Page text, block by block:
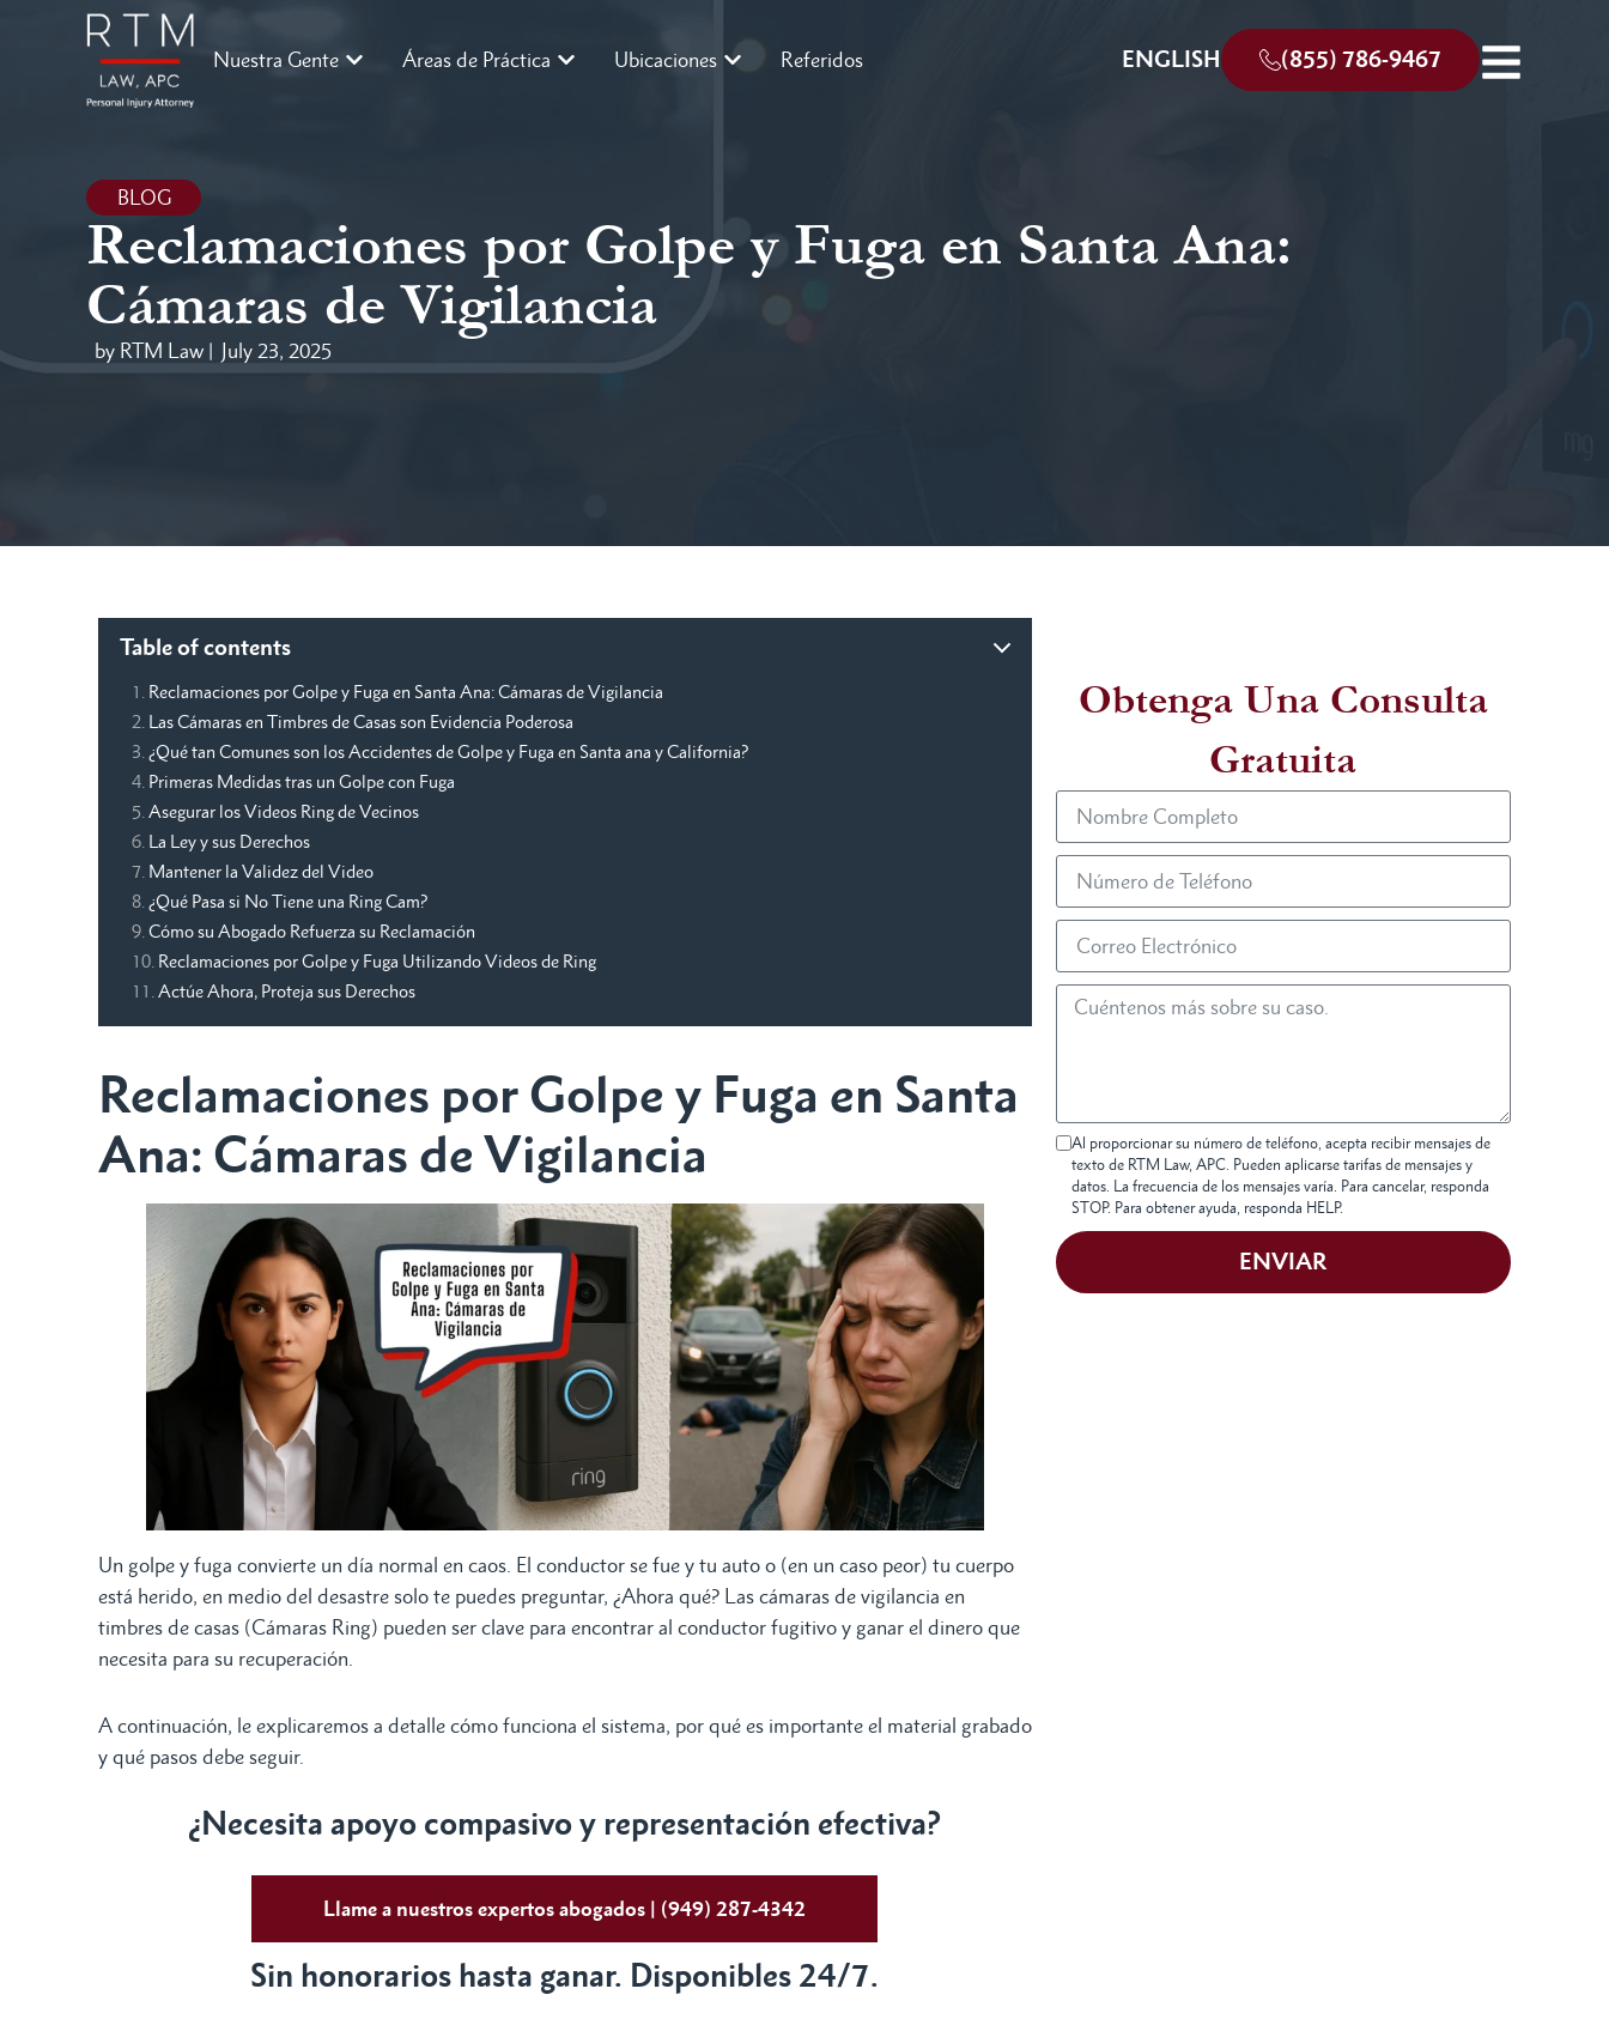
Nuestra Gente Áreas de Práctica Ubicaciones Referidos ENGLISH (855) 786-9467
BLOG
Reclamaciones por Golpe y Fuga en Santa Ana:
Cámaras de Vigilancia
by RTM Law | July 23, 2025
Table of contents
Reclamaciones por Golpe y Fuga en Santa Ana: Cámaras de Vigilancia
Las Cámaras en Timbres de Casas son Evidencia Poderosa
¿Qué tan Comunes son los Accidentes de Golpe y Fuga en Santa ana y California?
Primeras Medidas tras un Golpe con Fuga
Asegurar los Videos Ring de Vecinos
La Ley y sus Derechos
Mantener la Validez del Video
¿Qué Pasa si No Tiene una Ring Cam?
Cómo su Abogado Refuerza su Reclamación
Reclamaciones por Golpe y Fuga Utilizando Videos de Ring
Actúe Ahora, Proteja sus Derechos
Reclamaciones por Golpe y Fuga en Santa
Ana: Cámaras de Vigilancia
Un golpe y fuga convierte un día normal en caos. El conductor se fue y tu auto o (en un caso peor) tu cuerpo
está herido, en medio del desastre solo te puedes preguntar, ¿Ahora qué? Las cámaras de vigilancia en
timbres de casas (Cámaras Ring) pueden ser clave para encontrar al conductor fugitivo y ganar el dinero que
necesita para su recuperación.
A continuación, le explicaremos a detalle cómo funciona el sistema, por qué es importante el material grabado
y qué pasos debe seguir.
¿Necesita apoyo compasivo y representación efectiva?
Llame a nuestros expertos abogados | (949) 287-4342
Sin honorarios hasta ganar. Disponibles 24/7.
Obtenga Una Consulta
Gratuita
Al proporcionar su número de teléfono, acepta recibir mensajes de
texto de RTM Law, APC. Pueden aplicarse tarifas de mensajes y
datos. La frecuencia de los mensajes varía. Para cancelar, responda
STOP. Para obtener ayuda, responda HELP.
ENVIAR